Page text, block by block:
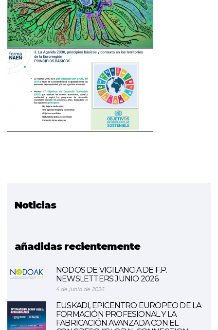
Noticias
añadidas recientemente
NODOS DE VIGILANCIA DE F.P.
NEWSLETTERS JUNIO 2026.
4 de junio de 2026
EUSKADI, EPICENTRO EUROPEO DE LA
FORMACIÓN PROFESIONAL Y LA
FABRICACIÓN AVANZADA CON EL